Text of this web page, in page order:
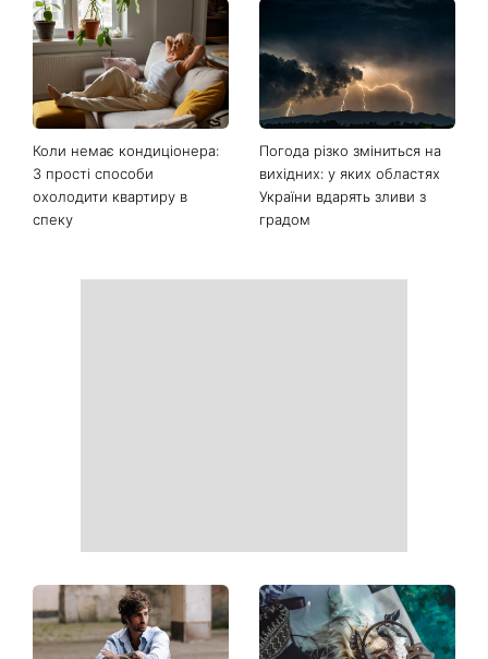
Останні новини
Коли немає кондиціонера:
3 прості способи
Погода різко зміниться на
вихідних: у яких областях